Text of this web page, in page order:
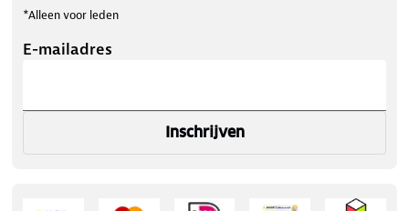
*Alleen voor leden
E-mailadres
Inschrijven